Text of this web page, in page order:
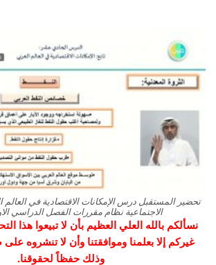
تحضير المستقبل درس الإمكانات الاقتصادية في العالم
الاجتماعية نظام مقررات الفصل الدراسي الاول
نسألكم بالله العلي العظيم بأن لا تبيعوا هذا
غيركم إلا بعلمنا وموافقتنا وأن لا تنشروه
وذلك حفظاً لحقوقنا.